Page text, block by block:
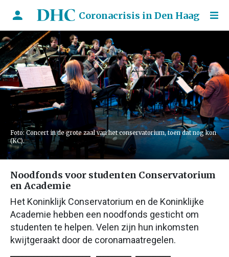
Coronacrisis in Den Haag
Foto: Concert in de grote zaal van het conservatorium, toen dat nog kon
(KC).
Noodfonds voor studenten Conservatorium
en Academie
Het Koninklijk Conservatorium en de Koninklijke
Academie hebben een noodfonds gesticht om
studenten te helpen. Velen zijn hun inkomsten
kwijtgeraakt door de coronamaatregelen.